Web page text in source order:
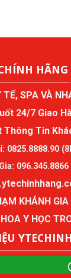
HÃNG
TẾ, SPA VÀ
24/7 Giao
Thông Tin
0825.8888.90
096.345.8866
KHÁNH
Y HỌC